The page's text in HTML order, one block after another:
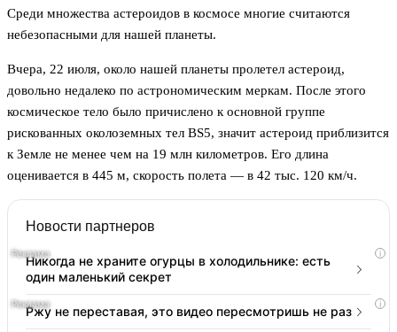
Среди множества астероидов в космосе многие считаются
небезопасными для нашей планеты.
Вчера, 22 июля, около нашей планеты пролетел астероид,
довольно недалеко по астрономическим меркам. После этого
космическое тело было причислено к основной группе
рискованных околоземных тел BS5, значит астероид приблизится
к Земле не менее чем на 19 млн километров. Его длина
оценивается в 445 м, скорость полета — в 42 тыс. 120 км/ч.
Новости партнеров
i
Никогда не храните огурцы в холодильнике: есть
один маленький секрет
i
Ржу не переставая, это видео пересмотришь не раз